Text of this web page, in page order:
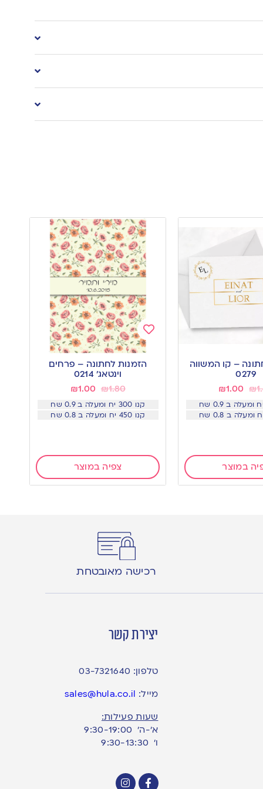
– קו המשווה
0279
₪
₪1.00
במוצר
Add
to
הזמנות לחתונה – פרחים
וינטאג’ 0214
₪1.80
₪1.00
קנו 300 יח ומעלה ב 0.9 שח
קנו 450 יח ומעלה ב 0.8 שח
צפיה במוצר
רכישה מאובטחת
יצירת קשר
טלפון: 03-7321640
מייל: sales@hula.co.il
שעות פעילות:
א’-ה’ 9:30-19:00
ו׳ 9:30-13:30